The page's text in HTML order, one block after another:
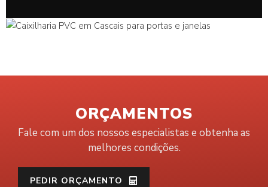
ORÇAMENTOS
Fale com um dos nossos especialistas e obtenha as
melhores condições.
PEDIR ORÇAMENTO